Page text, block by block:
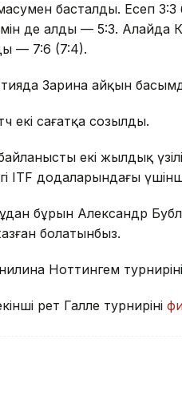
басталды. Есеп
де алды — 5:3. Алайда
— 7:6 (7:4).
Зарина айқын
екі сағатқа созылды.
екі жылдық
ITF додаларындағы
бұрын Александр
болатынбыз.
Ноттингем турнирінің
рет Галле турнирінің